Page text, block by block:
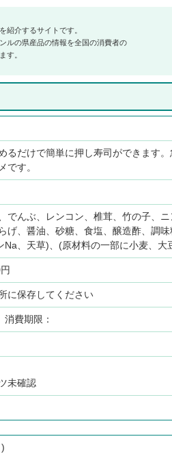
紹介するサイトです。
ルの県産品の情報を全国の消費者の
す。
るだけで簡単に押し寿司ができます
です。
でんぶ、レンコン、椎茸、竹の子、
げ、醤油、砂糖、食塩、醸造酢、調
Na、天草)、(原材料の一部に小麦、大
に保存してください
費期限：
未確認